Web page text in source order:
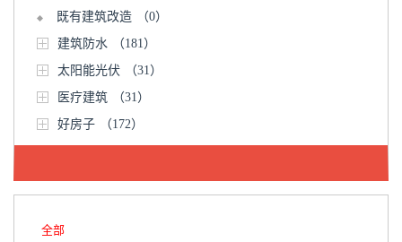
既有建筑改造
（0）
建筑防水
（181）
太阳能光伏
（31）
医疗建筑
（31）
好房子
（172）
全部